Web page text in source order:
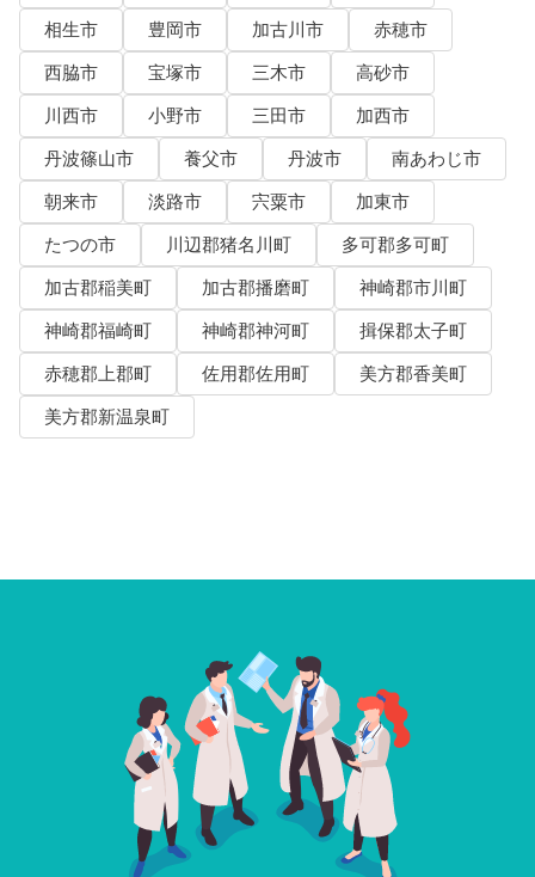
相生市
豊岡市 加古川市
赤穂市
西脇市
宝塚市 三木市
高砂市
川西市
小野市 三田市
加西市
丹波篠山市
養父市 丹波市
南あわじ市
朝来市
淡路市 宍粟市
加東市
たつの市
川辺郡猪名川町
多可郡多可町
加古郡稲美町
加古郡播磨町
神崎郡市川町
神崎郡福崎町
神崎郡神河町
揖保郡太子町
赤穂郡上郡町
佐用郡佐用町
美方郡香美町
美方郡新温泉町